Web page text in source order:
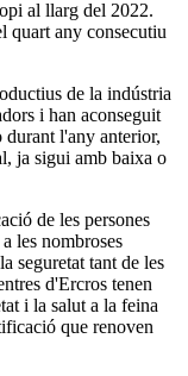
al llarg del 2022.
quart any consecutiu
de la indústria
i han aconseguit
durant l'any anterior,
ja sigui amb baixa o
de les persones
les nombroses
seguretat tant de les
d'Ercros tenen
i la salut a la feina
que renoven